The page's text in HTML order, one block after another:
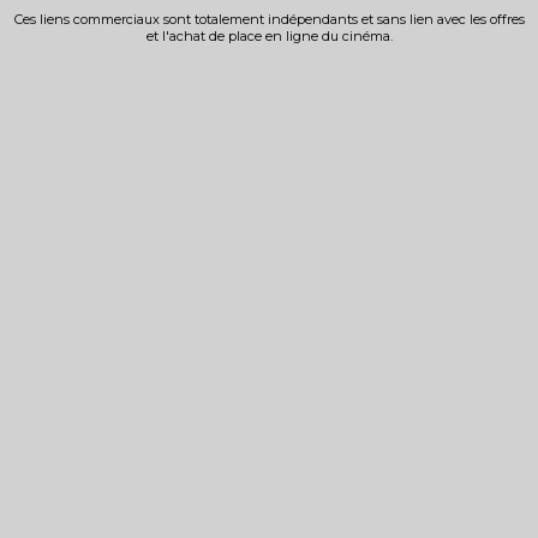
Ces liens commerciaux sont totalement indépendants et sans lien avec les offres
et l'achat de place en ligne du cinéma.